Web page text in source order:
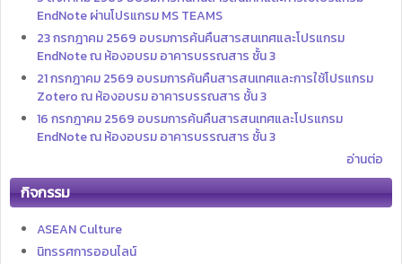
EndNote ผ่านโปรแกรม MS TEAMS
23 กรกฎาคม 2569 อบรมการค้นคืนสารสนเทศและโปรแกรม
EndNote ณ ห้องอบรม อาคารบรรณสาร ชั้น 3
21 กรกฎาคม 2569 อบรมการค้นคืนสารสนเทศและการใช้โปรแกรม
Zotero ณ ห้องอบรม อาคารบรรณสาร ชั้น 3
16 กรกฎาคม 2569 อบรมการค้นคืนสารสนเทศและโปรแกรม
EndNote ณ ห้องอบรม อาคารบรรณสาร ชั้น 3
อ่านต่อ
กิจกรรม
ASEAN Culture
นิทรรศการออนไลน์